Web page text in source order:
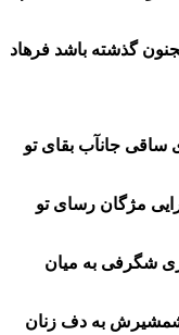
گذشته باشد فرهاد
جانآب بقای تو
مژگان رسای تو
شگرفی به میان
به دف زنان